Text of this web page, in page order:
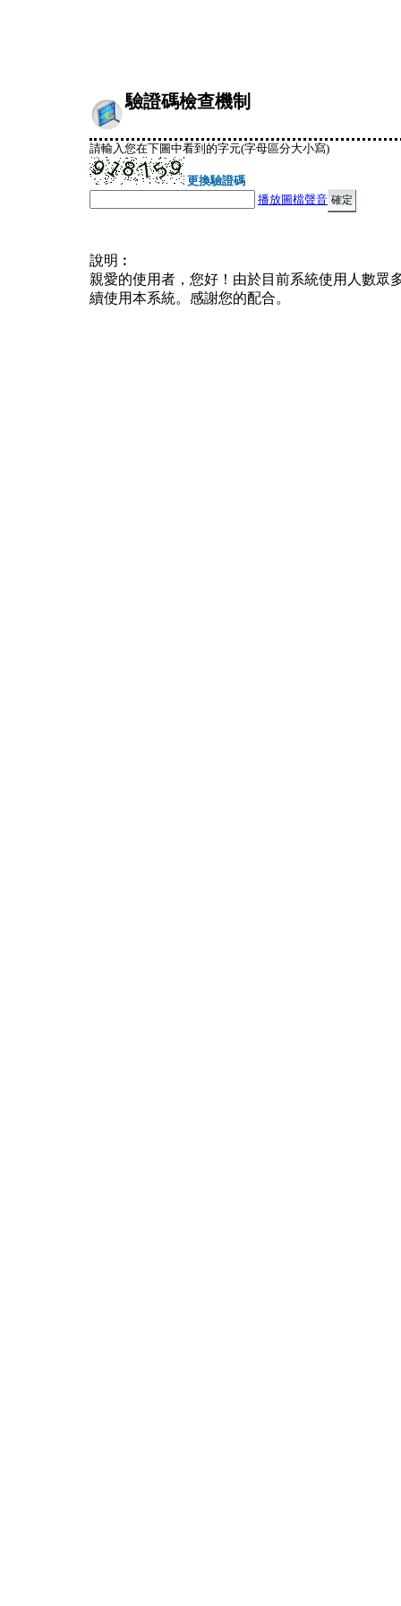
驗證碼檢查機制
請輸入您在下圖中看到的字元(字母區分大小寫)
更換驗證碼
播放圖檔聲音
說明︰
親愛的使用者，您好！由於目前系統使用人數眾
續使用本系統。感謝您的配合。